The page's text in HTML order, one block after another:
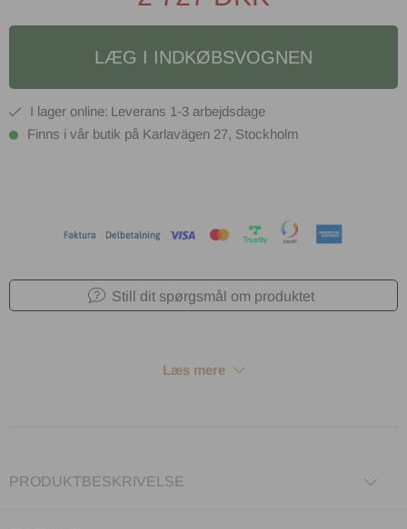
LÆG I INDKØBSVOGNEN
1-3 arbejdsdage
Finns i vår butik på Karlavägen 27, Stockholm
Still dit spørgsmål om produktet
Læs mere
PRODUKTBESKRIVELSE